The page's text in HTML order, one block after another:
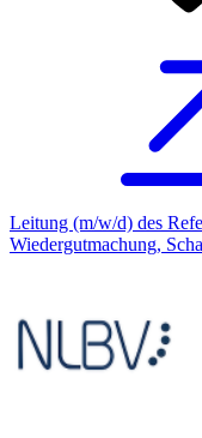
Leitung (m/w/d) des
Wiedergutmachung,